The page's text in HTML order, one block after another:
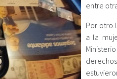
entre
Por otro
a la